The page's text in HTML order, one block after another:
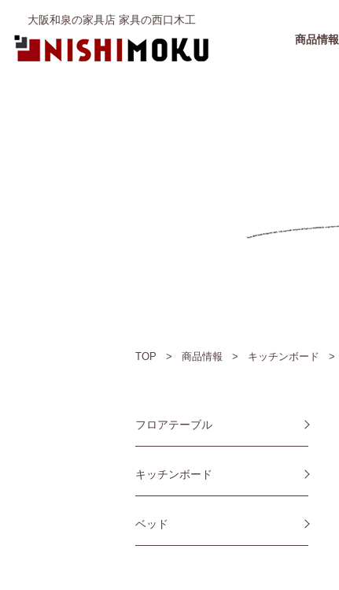
大阪和泉の家具店 家具の西口木工
商品情報
TOP 商品情報 キッチンボード
フロアテーブル
キッチンボード
ベッド